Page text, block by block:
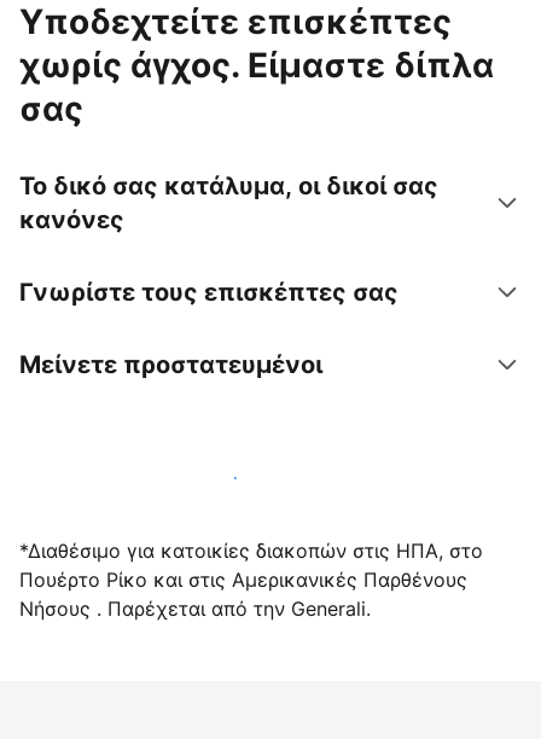
Υποδεχτείτε επισκέπτες
χωρίς άγχος. Είμαστε δίπλα
σας
Το δικό σας κατάλυμα, οι δικοί σας
κανόνες
Γνωρίστε τους επισκέπτες σας
Μείνετε προστατευμένοι
Υποδεχτείτε επισκέπτες μαζί μας σήμερα
*Διαθέσιμο για κατοικίες διακοπών στις ΗΠΑ, στο
Πουέρτο Ρίκο και στις Αμερικανικές Παρθένους
Νήσους . Παρέχεται από την Generali.